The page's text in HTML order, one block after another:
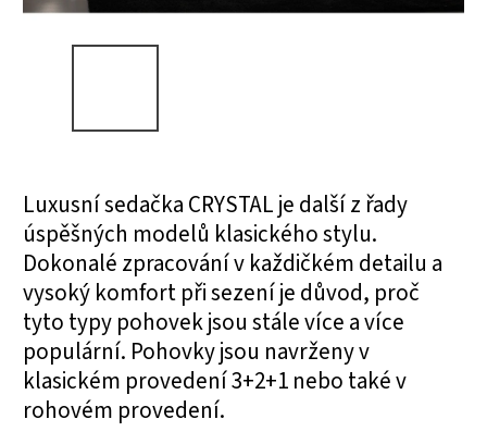
Luxusní sedačka CRYSTAL je další z řady
úspěšných modelů klasického stylu.
Dokonalé zpracování v každičkém detailu a
vysoký komfort při sezení je důvod, proč
tyto typy pohovek jsou stále více a více
populární. Pohovky jsou navrženy v
klasickém provedení 3+2+1 nebo také v
rohovém provedení.